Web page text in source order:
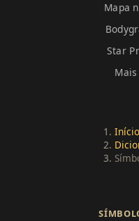
Mapa
Star
Mais
Início